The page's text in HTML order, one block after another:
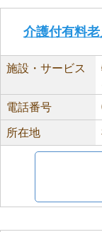
介護付有料
施設・サービス
電話番号
所在地